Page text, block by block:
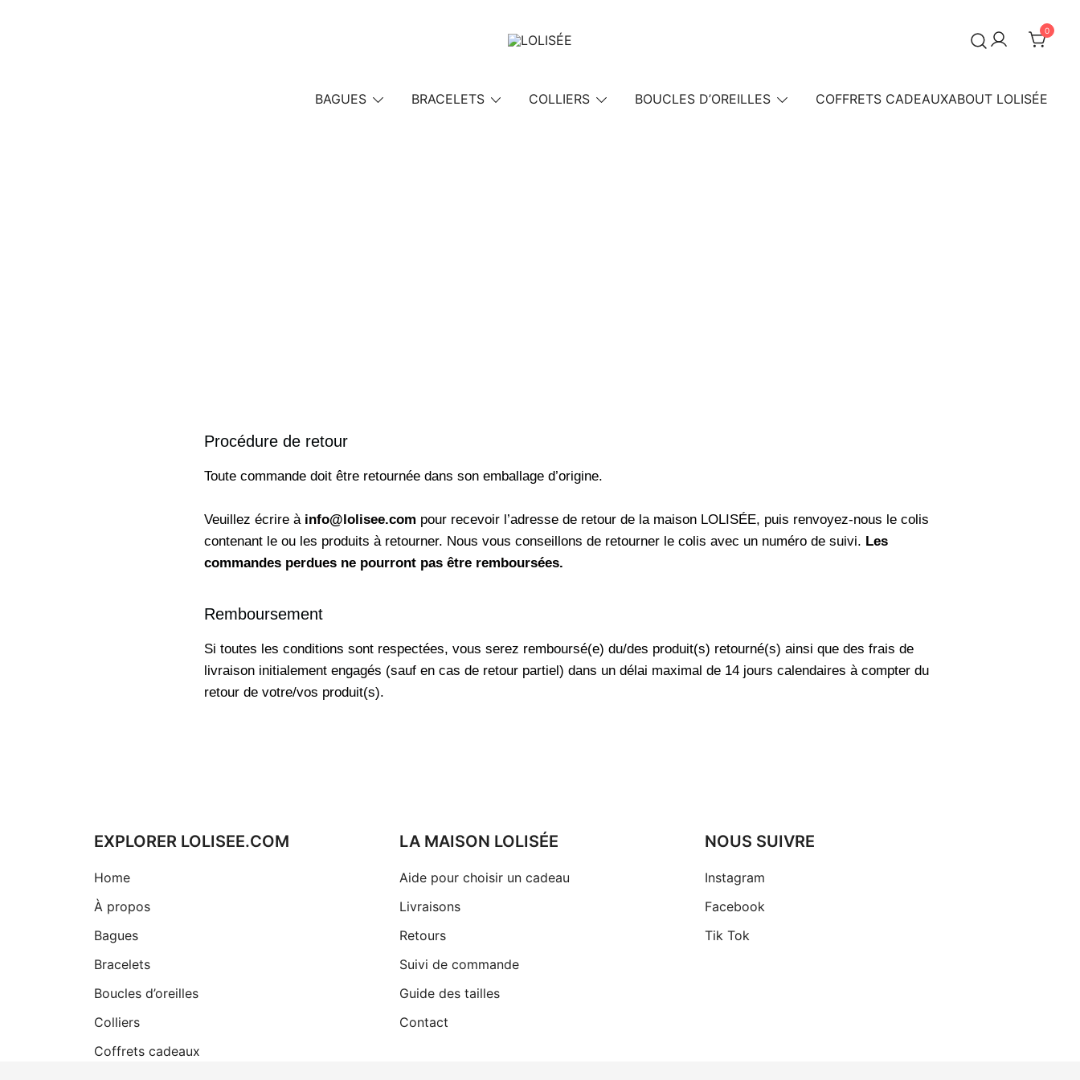
0
BAGUES BRACELETS COLLIERS BOUCLES D’OREILLES COFFRETS CADEAUXABOUT LOLISÉE
Procédure de retour
Toute commande doit être retournée dans son emballage d’origine.
Veuillez écrire à info@lolisee.com pour recevoir l’adresse de retour de la maison LOLISÉE, puis renvoyez-nous le colis
contenant le ou les produits à retourner. Nous vous conseillons de retourner le colis avec un numéro de suivi. Les
commandes perdues ne pourront pas être remboursées.
Remboursement
Si toutes les conditions sont respectées, vous serez remboursé(e) du/des produit(s) retourné(s) ainsi que des frais de
livraison initialement engagés (sauf en cas de retour partiel) dans un délai maximal de 14 jours calendaires à compter du
retour de votre/vos produit(s).
EXPLORER LOLISEE.COM
Home
À propos
Bagues
Bracelets
Boucles d’oreilles
Colliers
Coffrets cadeaux
LA MAISON LOLISÉE
Aide pour choisir un cadeau
Livraisons
Retours
Suivi de commande
Guide des tailles
Contact
NOUS SUIVRE
Instagram
Facebook
Tik Tok